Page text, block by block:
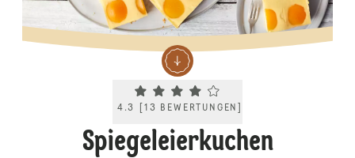
Current rating 4.3. Click to rate.
4.3 [13 BEWERTUNGEN
Spiegeleierkuchen